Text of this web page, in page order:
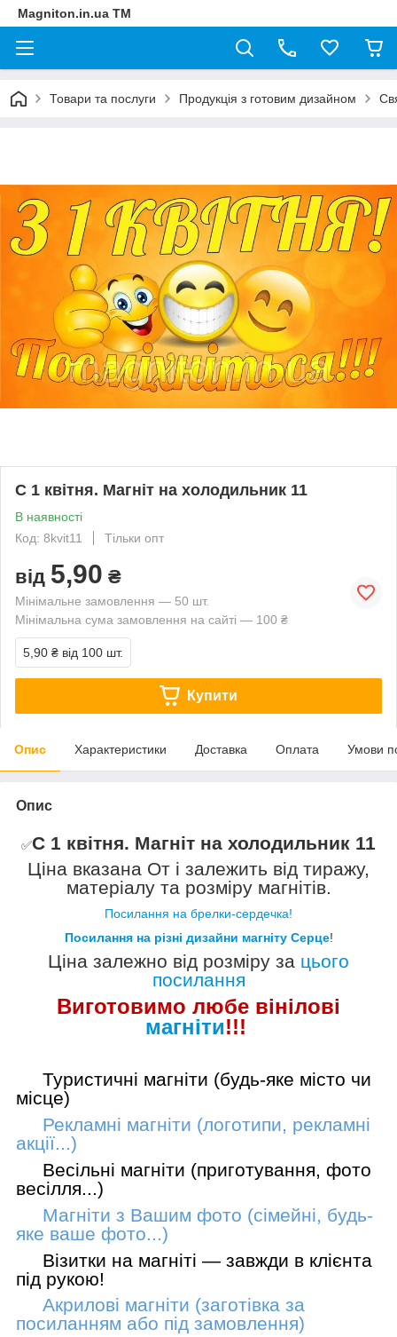
Magniton.in.ua ТМ
Товари та послуги Продукція з готовим дизайном
С 1 квітня. Магніт на холодильник 11
В наявності
Код: 8kvit11
Тільки опт
від 5,90 ₴
Мінімальне замовлення — 50 шт.
Мінімальна сума замовлення на сайті — 100 ₴
5,90 ₴ від 100 шт.
Купити
Опис Характеристики Доставка Оплата Умови
Опис
✅️С 1 квітня. Магніт на холодильник 11
Ціна вказана От і залежить від тиражу,
матеріалу та розміру магнітів.
Посилання на брелки-сердечка!
Посилання на різні дизайни магніту Серце!
Ціна залежно від розміру за цього
посилання
Виготовимо любе вінілові
магніти!!!
Туристичні магніти (будь-яке місто чи
місце)
Рекламні магніти (логотипи, рекламні
акції...)
Весільні магніти (приготування, фото
весілля...)
Магніти з Вашим фото (сімейні, будь-
яке ваше фото...)
Візитки на магніті — завжди в клієнта
під рукою!
Акрилові магніти (заготівка за
посиланням або під замовлення)